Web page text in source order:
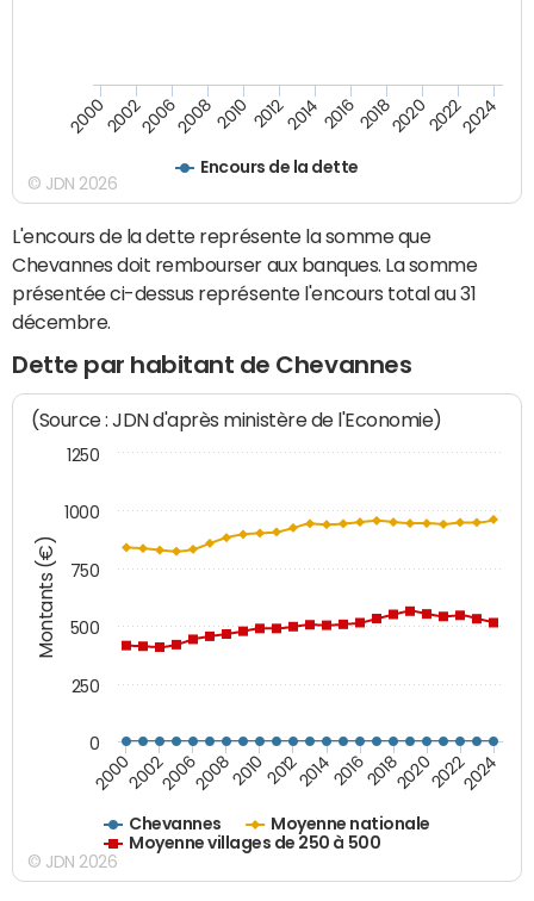
Encours de la dette
20002002200620082010 2012201420162018202020222024
© JDN 2026
L'encours de la dette représente la somme que
Chevannes doit rembourser aux banques. La somme
présentée ci-dessus représente l'encours total au 31
décembre.
Dette par habitant de Chevannes
Montants (€)
(Source : JDN d'après ministère de l'Economie)
Chevannes
Moyenne nationale
Moyenne villages de 250 à 500
200020022006200820102012201420162018202020222024
0
250
500
750
1000
1250
© JDN 2026